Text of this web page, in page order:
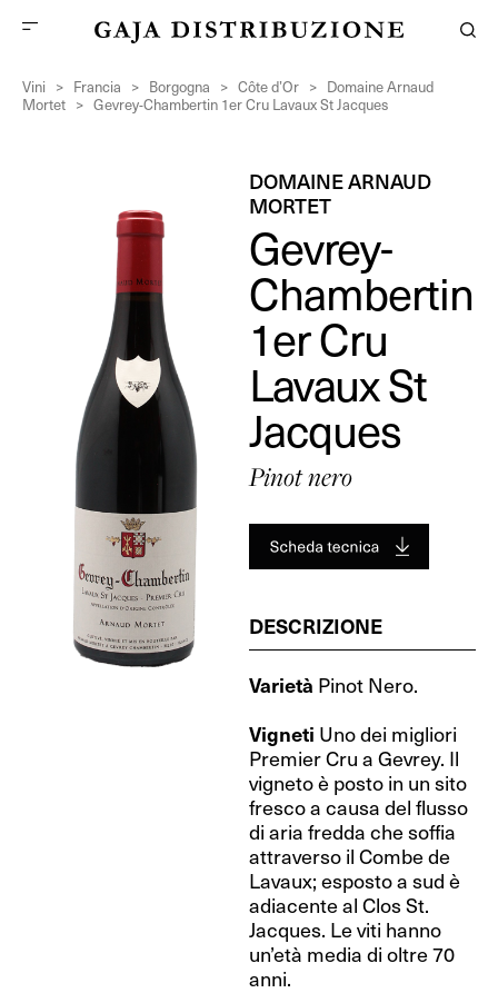
Vini > Francia > Borgogna > Côte d’Or > Domaine Arnaud
Mortet > Gevrey-Chambertin 1er Cru Lavaux St Jacques
DOMAINE ARNAUD
MORTET
Gevrey-
Chambertin
1er Cru
Lavaux St
Jacques
Pinot nero
DESCRIZIONE
Varietà Pinot Nero.
Vigneti Uno dei migliori
Premier Cru a Gevrey. Il
vigneto è posto in un sito
fresco a causa del flusso
di aria fredda che soffia
attraverso il Combe de
Lavaux; esposto a sud è
adiacente al Clos St.
Jacques. Le viti hanno
un’età media di oltre 70
anni.